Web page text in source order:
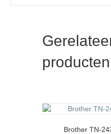
producten
Brother TN-